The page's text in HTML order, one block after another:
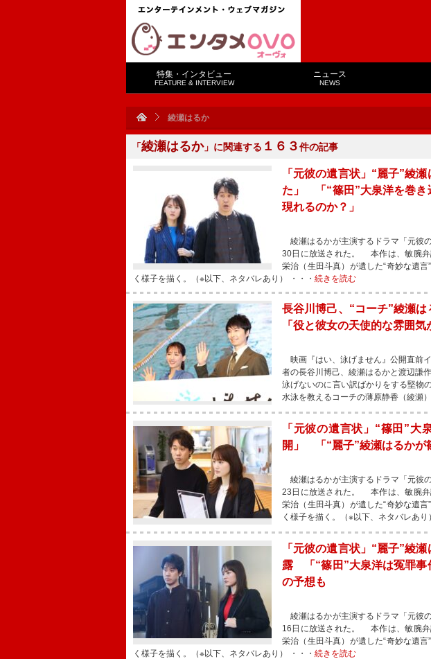
特集・インタビュー
FEATURE & INTERVIEW
ニュース
NEWS
綾瀬はるか
「綾瀬はるか」に関連する １６３件の記事
「元彼の遺言状」“麗子”綾
た」 「“篠田”大泉洋を巻き
現れるのか？」
綾瀬はるかが主演するドラマ「元彼
30日に放送された。 本作は、敏腕弁
栄治（生田斗真）が遺した“奇妙な遺
く様子を描く。（※以下、ネタバレあり） ・・・ 続きを読む
長谷川博己、“コーチ”綾瀬
「役と彼女の天使的な雰囲気
映画『はい、泳げません』公開直前
者の長谷川博己、綾瀬はるかと渡辺
泳げないのに言い訳ばかりをする堅物
水泳を教えるコーチの薄原静香（綾瀬）
「元彼の遺言状」“篠田”大
開」 「“麗子”綾瀬はるかが
綾瀬はるかが主演するドラマ「元彼
23日に放送された。 本作は、敏腕弁
栄治（生田斗真）が遺した“奇妙な遺
く様子を描く。（※以下、ネタバレあり
「元彼の遺言状」“麗子”綾
露 「“篠田”大泉洋は冤罪事
の予想も
綾瀬はるかが主演するドラマ「元彼
16日に放送された。 本作は、敏腕弁
栄治（生田斗真）が遺した“奇妙な遺
く様子を描く。（※以下、ネタバレあり） ・・・ 続きを読む